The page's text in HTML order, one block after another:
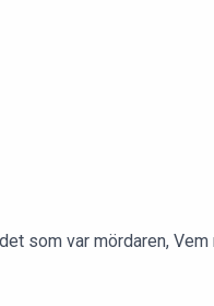
som var mördaren,